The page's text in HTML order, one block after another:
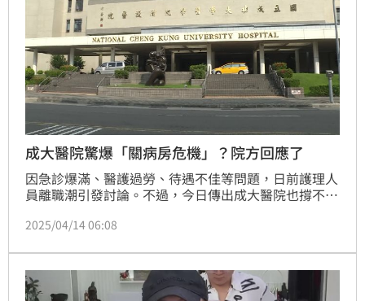
成大醫院驚爆「關病房危機」？院方回應了
因急診爆滿、醫護過勞、待遇不佳等問題，日前護理人
員離職潮引發討論。不過，今日傳出成大醫院也撐不
行討論，將關閉病房的消息。對此，成大醫院今日回
條件，升護理人力的穩定性。（記者：簡浩正）
2025/04/14 06:08